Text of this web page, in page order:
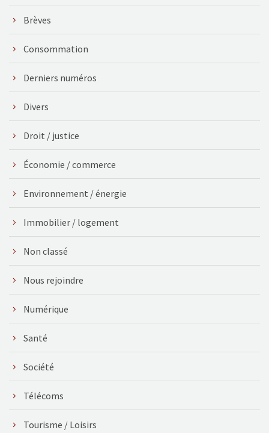
Brèves
Consommation
Derniers numéros
Divers
Droit / justice
Économie / commerce
Environnement / énergie
Immobilier / logement
Non classé
Nous rejoindre
Numérique
Santé
Société
Télécoms
Tourisme / Loisirs